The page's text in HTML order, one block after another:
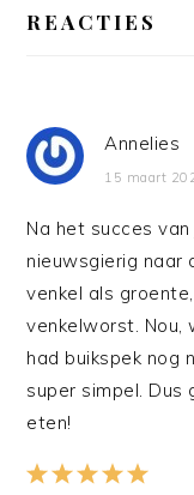
REACTIES
Annelies
15 maart
Na het succes
nieuwsgierig naar
venkel als
venkelworst. Nou,
had buikspek nog
super simpel. Dus
eten!